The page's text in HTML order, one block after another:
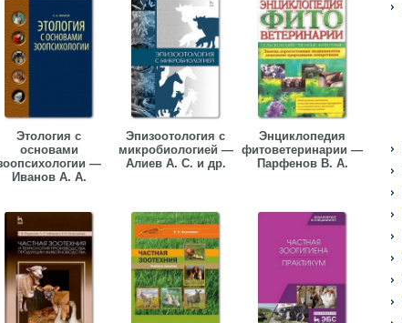
Этология с
основами
—
Иванов А. А.
Эпизоотология с
микробиологией —
Алиев А. С. и др.
Энциклопедия
фитоветеринарии —
Парфенов В. А.